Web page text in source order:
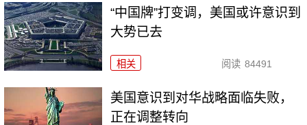
“中国牌”打变调，美国或许意识到
大势已去
相关 阅读 84491
美国意识到对华战略面临失败，
正在调整转向